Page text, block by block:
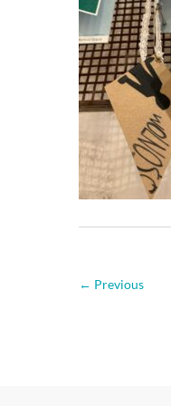
← Previous